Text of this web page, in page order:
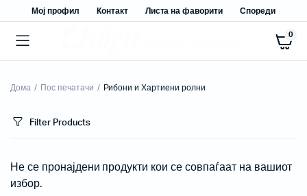
Мој профил Контакт Листа на фаворити Спореди
0
Дома Пос печатачи Рибони и Хартиени ролни
Filter Products
Не се пронајдени продукти кои се совпаѓаат на вашиот
избор.